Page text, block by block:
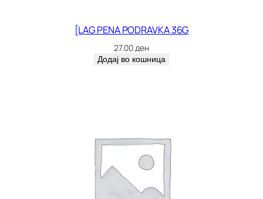
[LAG PENA PODRAVKA 36G
27.00ден
Додај во кошница